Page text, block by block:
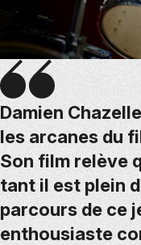
Damien
les arcanes du
Son film relève
tant il est plein
parcours de ce
enthousiaste